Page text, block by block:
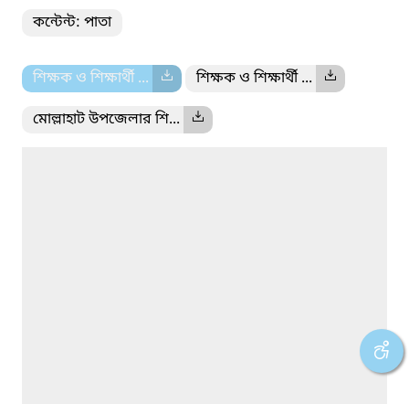
কন্টেন্ট: পাতা
শিক্ষক ও শিক্ষার্থী ... শিক্ষক ও শিক্ষার্থী ...
মোল্লাহাট উপজেলার শি...